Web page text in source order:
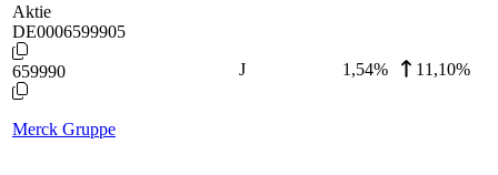
Aktie
DE0006599905
659990
Merck Gruppe
J 1,54% 11,10%